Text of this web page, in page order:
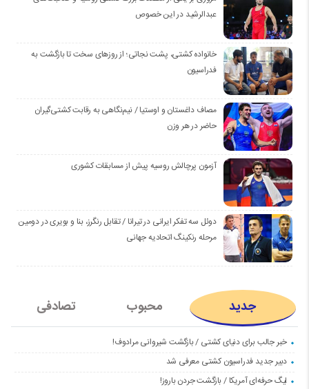
عبدالرشید در این خصوص
خانواده کشتی، پشت نجاتی؛ از روزهای سخت تا بازگشت به
فدراسیون
مصاف داغستان و اوستیا / نیم‌نگاهی به رقابت کشتی‌گیران
حاضر در هر وزن
آزمون پرچالش روسیه پیش از مسابقات کشوری
دوئل سه تفکر ایرانی در تیرانا / تقابل رنگرز، بنا و بویری در دومین
مرحله رنکینگ اتحادیه جهانی
جدید محبوب تصادفی
خبر جالب برای دنیای کشتی / بازگشت شیروانی مرادوف!
دبیر جدید فدراسیون کشتی معرفی شد
لیگ حرفه‌ای آمریکا / بازگشت جردن باروز!